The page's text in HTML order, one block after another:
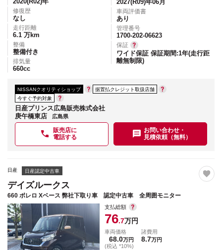
修復歴
なし
走行距離
6.1 万km
整備
整備付き
排気量
660cc
2027(R09)年06月
車両評価書
あり
管理番号
1700-202-06623
保証
ワイド保証 保証期間:1年(走行距
離無制限)
NISSANクオリティショップ
据置払クレジット取扱店舗
今すぐ予約対象
日産プリンス広島販売株式会社
庚午橋東店
広島県
販売店に
電話する
お問い合わせ・
見積依頼（無料）
日産 日産認定中古車
デイズルークス
660 ボレロ Xベース 弊社下取り車 認定中古車 全周囲モニター
支払総額
76.7万円
車両価格
68.0万円
(税込 *10%)
諸費用
8.7万円